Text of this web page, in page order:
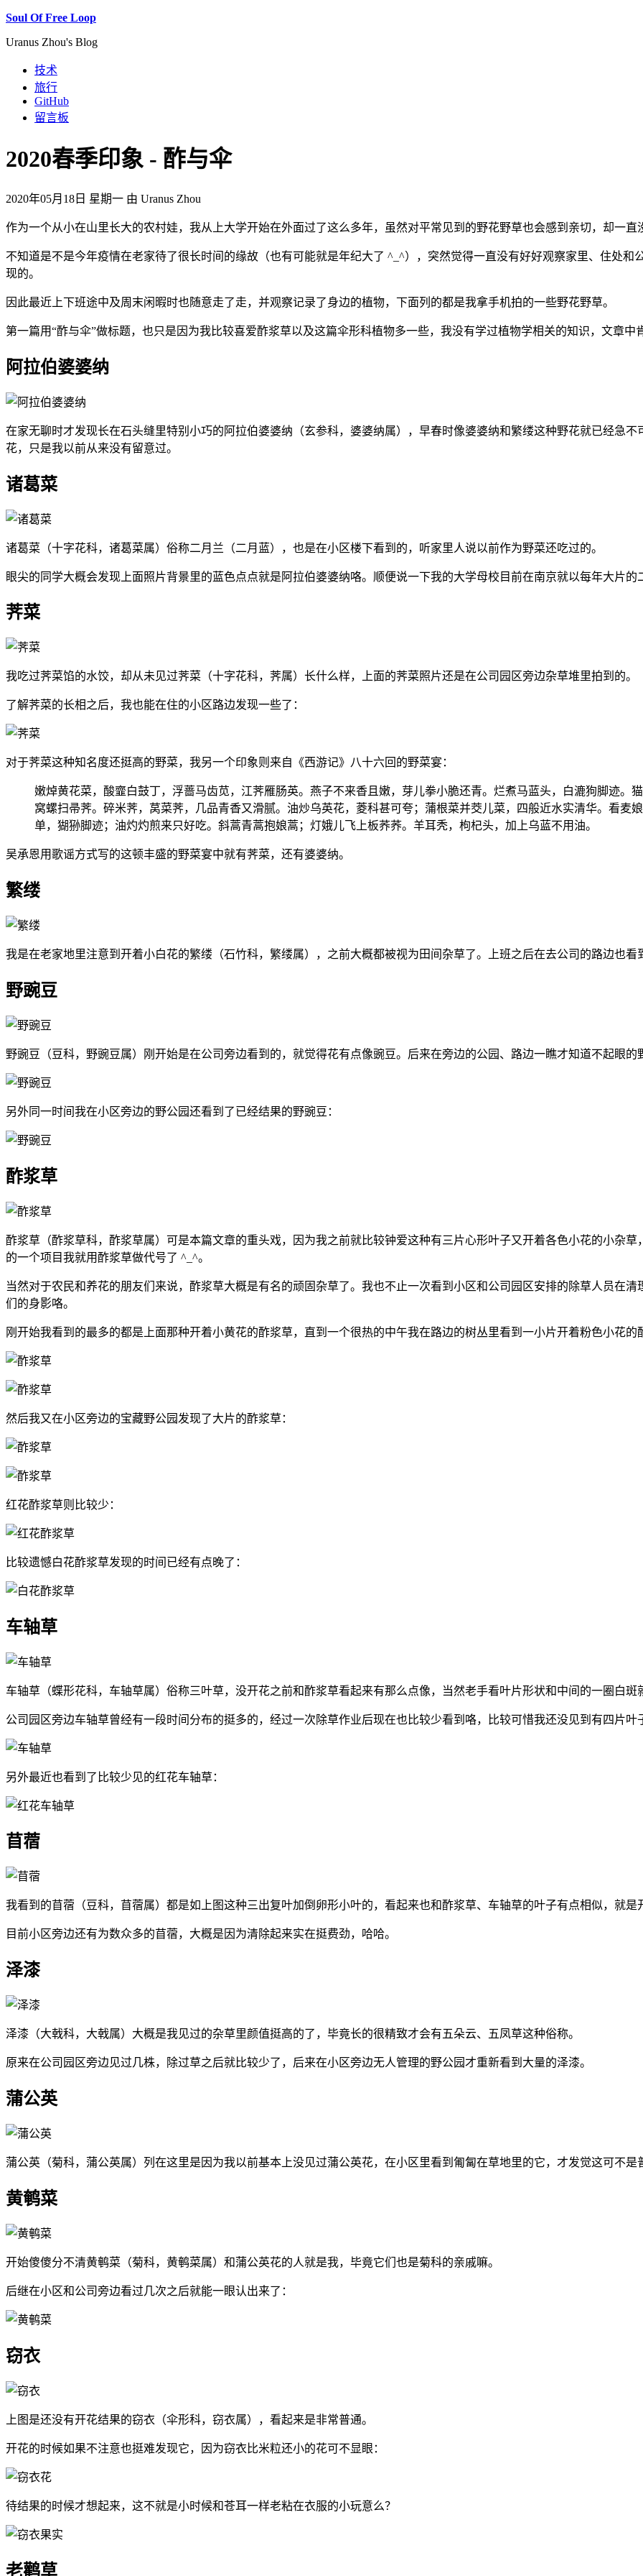
Soul Of Free Loop
Uranus Zhou's Blog
技术
旅行
GitHub
留言板
2020春季印象 - 酢与伞
2020年05月18日 星期一 由 Uranus Zhou
作为一个从小在山里长大的农村娃，我从上大学开始在外面过了这么多年，虽然对平常见到的野花野草也会感到亲切，却一直
不知道是不是今年疫情在老家待了很长时间的缘故（也有可能就是年纪大了 ^_^），突然觉得一直没有好好观察家里、住处
现的。
因此最近上下班途中及周末闲暇时也随意走了走，并观察记录了身边的植物，下面列的都是我拿手机拍的一些野花野草。
第一篇用“酢与伞”做标题，也只是因为我比较喜爱酢浆草以及这篇伞形科植物多一些，我没有学过植物学相关的知识，文章中
阿拉伯婆婆纳
在家无聊时才发现长在石头缝里特别小巧的阿拉伯婆婆纳（玄参科，婆婆纳属），早春时像婆婆纳和繁缕这种野花就已经急
花，只是我以前从来没有留意过。
诸葛菜
诸葛菜（十字花科，诸葛菜属）俗称二月兰（二月蓝），也是在小区楼下看到的，听家里人说以前作为野菜还吃过的。
眼尖的同学大概会发现上面照片背景里的蓝色点点就是阿拉伯婆婆纳咯。顺便说一下我的大学母校目前在南京就以每年大片的
荠菜
我吃过荠菜馅的水饺，却从未见过荠菜（十字花科，荠属）长什么样，上面的荠菜照片还是在公司园区旁边杂草堆里拍到的。
了解荠菜的长相之后，我也能在住的小区路边发现一些了：
对于荠菜这种知名度还挺高的野菜，我另一个印象则来自《西游记》八十六回的野菜宴：
嫩焯黄花菜，酸韲白鼓丁，浮蔷马齿苋，江荠雁肠英。燕子不来香且嫩，芽儿拳小脆还青。烂煮马蓝头，白漉狗脚迹。
窝螺扫帚荠。碎米荠，莴菜荠，几品青香又滑腻。油炒乌英花，菱科甚可夸；蒲根菜并茭儿菜，四般近水实清华。看麦
单，猢狲脚迹；油灼灼煎来只好吃。斜蒿青蒿抱娘蒿；灯娥儿飞上板荞荞。羊耳秃，枸杞头，加上乌蓝不用油。
吴承恩用歌谣方式写的这顿丰盛的野菜宴中就有荠菜，还有婆婆纳。
繁缕
我是在老家地里注意到开着小白花的繁缕（石竹科，繁缕属），之前大概都被视为田间杂草了。上班之后在去公司的路边也
野豌豆
野豌豆（豆科，野豌豆属）刚开始是在公司旁边看到的，就觉得花有点像豌豆。后来在旁边的公园、路边一瞧才知道不起眼的
另外同一时间我在小区旁边的野公园还看到了已经结果的野豌豆：
酢浆草
酢浆草（酢浆草科，酢浆草属）可是本篇文章的重头戏，因为我之前就比较钟爱这种有三片心形叶子又开着各色小花的小杂
的一个项目我就用酢浆草做代号了 ^_^。
当然对于农民和养花的朋友们来说，酢浆草大概是有名的顽固杂草了。我也不止一次看到小区和公司园区安排的除草人员在
们的身影咯。
刚开始我看到的最多的都是上面那种开着小黄花的酢浆草，直到一个很热的中午我在路边的树丛里看到一小片开着粉色小花的
然后我又在小区旁边的宝藏野公园发现了大片的酢浆草：
红花酢浆草则比较少：
比较遗憾白花酢浆草发现的时间已经有点晚了：
车轴草
车轴草（蝶形花科，车轴草属）俗称三叶草，没开花之前和酢浆草看起来有那么点像，当然老手看叶片形状和中间的一圈白斑
公司园区旁边车轴草曾经有一段时间分布的挺多的，经过一次除草作业后现在也比较少看到咯，比较可惜我还没见到有四片叶
另外最近也看到了比较少见的红花车轴草：
苜蓿
我看到的苜蓿（豆科，苜蓿属）都是如上图这种三出复叶加倒卵形小叶的，看起来也和酢浆草、车轴草的叶子有点相似，就是
目前小区旁边还有为数众多的苜蓿，大概是因为清除起来实在挺费劲，哈哈。
泽漆
泽漆（大戟科，大戟属）大概是我见过的杂草里颜值挺高的了，毕竟长的很精致才会有五朵云、五凤草这种俗称。
原来在公司园区旁边见过几株，除过草之后就比较少了，后来在小区旁边无人管理的野公园才重新看到大量的泽漆。
蒲公英
蒲公英（菊科，蒲公英属）列在这里是因为我以前基本上没见过蒲公英花，在小区里看到匍匐在草地里的它，才发觉这可不是
黄鹌菜
开始傻傻分不清黄鹌菜（菊科，黄鹌菜属）和蒲公英花的人就是我，毕竟它们也是菊科的亲戚嘛。
后继在小区和公司旁边看过几次之后就能一眼认出来了：
窃衣
上图是还没有开花结果的窃衣（伞形科，窃衣属），看起来是非常普通。
开花的时候如果不注意也挺难发现它，因为窃衣比米粒还小的花可不显眼：
待结果的时候才想起来，这不就是小时候和苍耳一样老粘在衣服的小玩意么？
老鹳草